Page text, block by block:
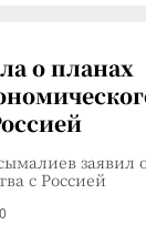
о планах
заявил
с Россией
0